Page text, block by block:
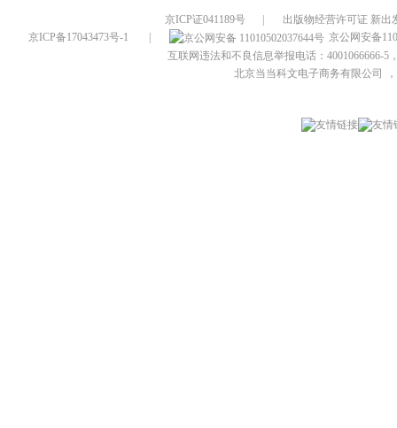
京ICP证041189号
出版物经营许可证 新出
京ICP备17043473号-1
京公网安备
互联网违法和不良信息举报电话：4001066666-5
北京当当科文电子商务有限公司